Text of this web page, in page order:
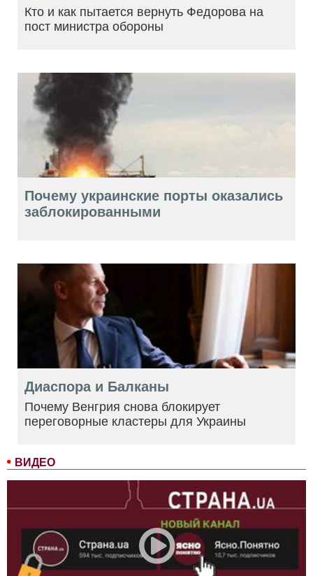
ВИДЕО
Кто и как пытается вернуть Федорова на
пост министра обороны
Почему украинские порты оказались
заблокированными
Диаспора и Балканы
Почему Венгрия снова блокирует
переговорные кластеры для Украины